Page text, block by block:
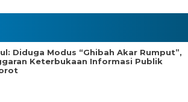
Diduga Modus “Ghibah Akar Rumput”,
Keterbukaan Informasi Publik